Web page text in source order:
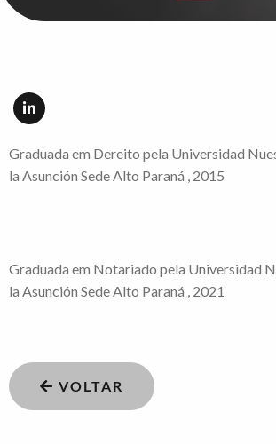
Graduada em Dereito pela Universidad
la Asunción Sede Alto Paraná , 2015
Graduada em Notariado pela Universidad
la Asunción Sede Alto Paraná , 2021
VOLTAR